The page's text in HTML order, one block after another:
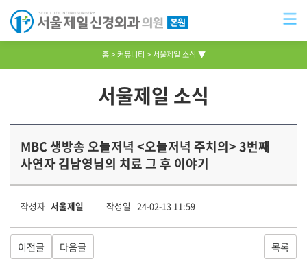
홈 커뮤니티 서울제일 소식 ▼
서울제일 소식
MBC 생방송 오늘저녁 <오늘저녁 주치의> 3번째
사연자 김남영님의 치료 그 후 이야기
작성자 서울제일 작성일 24-02-13 11:59
이전글 다음글 목록